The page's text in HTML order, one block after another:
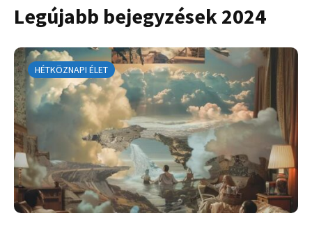
Legújabb bejegyzések 2024
HÉTKÖZNAPI ÉLET